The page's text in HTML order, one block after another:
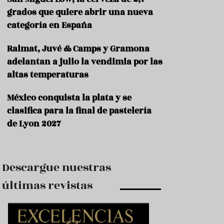
s
r
a
n
F
n
grados que quiere abrir una nueva
categoría en España
Raimat, Juvé & Camps y Gramona
adelantan a julio la vendimia por las
altas temperaturas
México conquista la plata y se
clasifica para la final de pastelería
de Lyon 2027
Descargue nuestras
últimas revistas